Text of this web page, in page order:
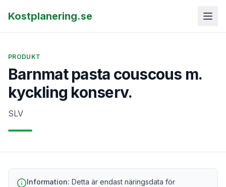
Kostplanering.se
PRODUKT
Barnmat pasta couscous m.
kyckling konserv.
SLV
Information: Detta är endast näringsdata för